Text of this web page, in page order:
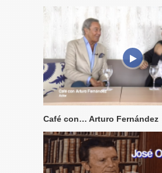
Café con… Arturo Fernández